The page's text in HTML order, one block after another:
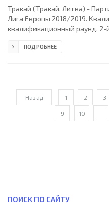
Тракай (Тракай, Литва) -
Лига Европы 2018/2019.
квалификационный раунд. 2-
+29°C. Стадион LFF - Ветра.
(Швейцария). Тракай
ПОДРОБНЕЕ
Назад 1 2 3
9 10
ПОИСК ПО САЙТУ